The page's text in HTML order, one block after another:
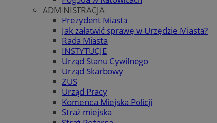
ADMINISTRACJA
Prezydent Miasta
Jak załatwić sprawę w Urzędzie Miasta?
Rada Miasta
INSTYTUCJE
Urząd Stanu Cywilnego
Urząd Skarbowy
ZUS
Urząd Pracy
Komenda Miejska Policji
Straż miejska